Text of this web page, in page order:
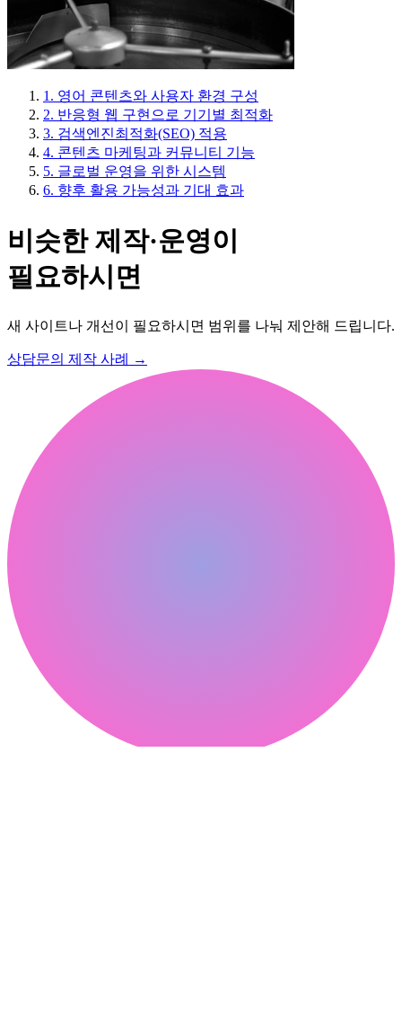
1. 영어 콘텐츠와 사용자 환경 구성
2. 반응형 웹 구현으로 기기별 최적화
3. 검색엔진최적화(SEO) 적용
4. 콘텐츠 마케팅과 커뮤니티 기능
5. 글로벌 운영을 위한 시스템
6. 향후 활용 가능성과 기대 효과
비슷한 제작·운영이
필요하시면
새 사이트나 개선이 필요하시면 범위를 나눠 제안해 드립니다.
상담문의 제작 사례 →